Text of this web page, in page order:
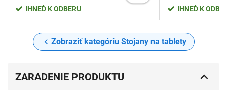
IHNEĎ K ODBERU IHNEĎ K
Zobraziť kategóriu Stojany na tablety
ZARADENIE PRODUKTU